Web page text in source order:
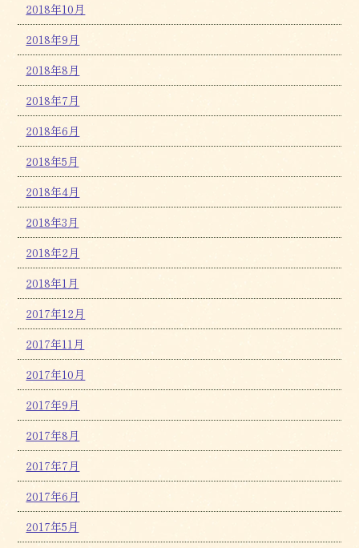
2018年10月
2018年9月
2018年8月
2018年7月
2018年6月
2018年5月
2018年4月
2018年3月
2018年2月
2018年1月
2017年12月
2017年11月
2017年10月
2017年9月
2017年8月
2017年7月
2017年6月
2017年5月